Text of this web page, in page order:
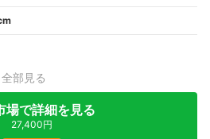
全部見る
場で詳細を見る
27,400円